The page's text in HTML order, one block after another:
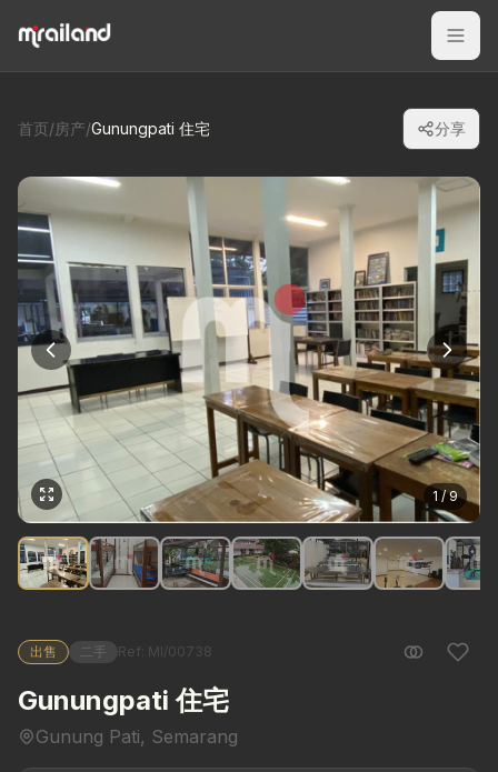
首页/房产/Gunungpati 住宅 分享
1 / 9
出售 二手 Ref: MI/00738
Gunungpati 住宅
Gunung Pati, Semarang